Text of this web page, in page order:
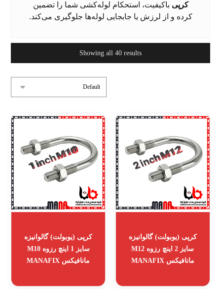
کرپی باکیفیت، استحکام لوله‌کشی شما را تضمین
کرده و از لرزش یا جابجایی لوله‌ها جلوگیری می‌کند.
Showing all 40 results
کرپی (یوبولت) گالوانیزه
سایز 2 اینچ رزوه M12
مانافیکس MANAFIX
کرپی (یوبولت) گالوانیزه
سایز 1 اینچ رزوه M10
مانافیکس MANAFIX